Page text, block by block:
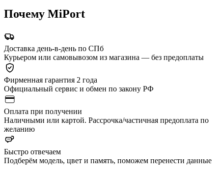
Почему MiPort
Доставка день-в-день по СПб
Курьером или самовывозом из магазина — без предоплаты
Фирменная гарантия 2 года
Официальный сервис и обмен по закону РФ
Оплата при получении
Наличными или картой. Рассрочка/частичная предоплата по
желанию
Быстро отвечаем
Подберём модель, цвет и память, поможем перенести данные